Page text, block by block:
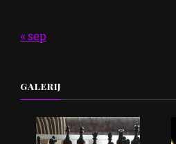
« sep
GALERIJ